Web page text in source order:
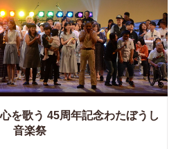
を歌う 45周年記念わたぼうし
音楽祭